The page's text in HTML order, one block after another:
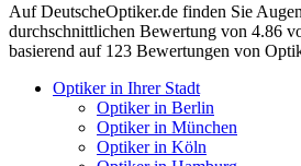
AufDeutscheOptiker.de finden Sie
durchschnittlichen Bewertung von 4.86
basierend auf 123 Bewertungen von
Optiker in Ihrer Stadt
Optiker in Berlin
Optiker in München
Optiker in Köln